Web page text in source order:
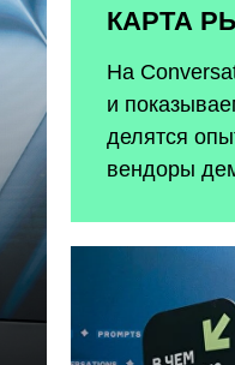
КАРТА
На
и
делятся
вендоры